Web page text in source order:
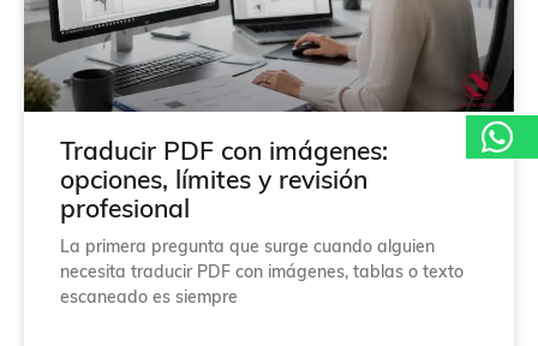
Traducir PDF con imágenes:
opciones, límites y revisión
profesional
La primera pregunta que surge cuando alguien
necesita traducir PDF con imágenes, tablas o texto
escaneado es siempre